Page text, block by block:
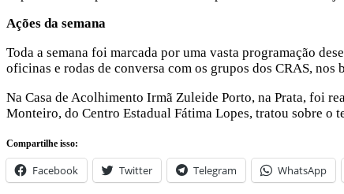
Ações da semana
Toda a semana foi marcada por uma vasta programação
oficinas e rodas de conversa com os grupos dos CRAS,
Na Casa de Acolhimento Irmã Zuleide Porto, na Prata, foi
Monteiro, do Centro Estadual Fátima Lopes, tratou sobre o
Compartilhe isso:
Facebook Twitter Telegram WhatsApp